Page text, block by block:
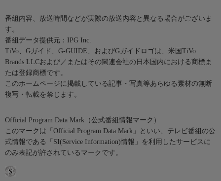
番組内容、放送時間などが実際の放送内容と異なる場合がございま
す。
番組データ提供元：IPG Inc.
TiVo、Gガイド、G-GUIDE、およびGガイドロゴは、米国TiVo
Brands LLCおよび／またはその関連会社の日本国内における商標ま
たは登録商標です。
このホームページに掲載している記事・写真等あらゆる素材の無断
複写・転載を禁じます。
Official Program Data Mark（公式番組情報マーク）
このマークは「Official Program Data Mark」といい、テレビ番組の公
式情報である「SI(Service Information)情報」を利用したサービスに
のみ表記が許されているマークです。